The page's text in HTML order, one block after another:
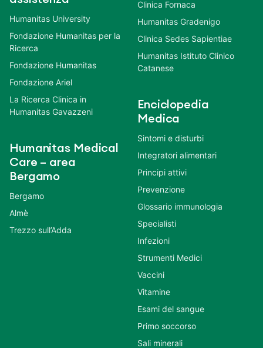
Humanitas University
Fondazione Humanitas per la
Ricerca
Fondazione Humanitas
Fondazione Ariel
La Ricerca Clinica in
Humanitas Gavazzeni
Humanitas Medical
Care – area
Bergamo
Bergamo
Almè
Trezzo sull’Adda
Clinica Fornaca
Humanitas Gradenigo
Clinica Sedes Sapientiae
Humanitas Istituto Clinico
Catanese
Enciclopedia
Medica
Sintomi e disturbi
Integratori alimentari
Principi attivi
Prevenzione
Glossario immunologia
Specialisti
Infezioni
Strumenti Medici
Vaccini
Vitamine
Esami del sangue
Primo soccorso
Sali minerali